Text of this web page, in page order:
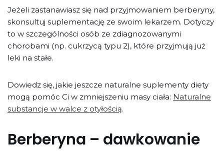
Jeżeli zastanawiasz się nad przyjmowaniem berberyny,
skonsultuj suplementację ze swoim lekarzem. Dotyczy
to w szczególności osób ze zdiagnozowanymi
chorobami (np. cukrzycą typu 2), które przyjmują już
leki na stałe.
Dowiedz się, jakie jeszcze naturalne suplementy diety
mogą pomóc Ci w zmniejszeniu masy ciała: Naturalne
substancje w walce z otyłością.
Berberyna – dawkowanie